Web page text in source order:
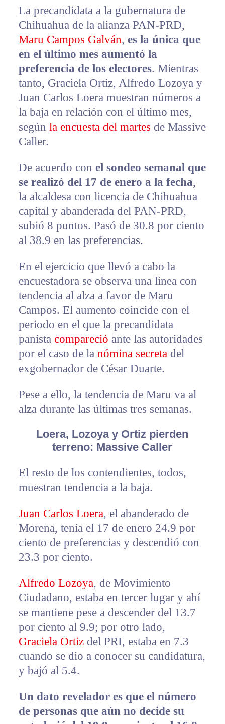
La precandidata a la gubernatura de
Chihuahua de la alianza PAN-PRD,
Maru Campos Galván, es la única que
en el último mes aumentó la
preferencia de los electores. Mientras
tanto, Graciela Ortiz, Alfredo Lozoya y
Juan Carlos Loera muestran números a
la baja en relación con el último mes,
según la encuesta del martes de Massive
Caller.
De acuerdo con el sondeo semanal que
se realizó del 17 de enero a la fecha,
la alcaldesa con licencia de Chihuahua
capital y abanderada del PAN-PRD,
subió 8 puntos. Pasó de 30.8 por ciento
al 38.9 en las preferencias.
En el ejercicio que llevó a cabo la
encuestadora se observa una línea con
tendencia al alza a favor de Maru
Campos. El aumento coincide con el
periodo en el que la precandidata
panista compareció ante las autoridades
por el caso de la nómina secretadel
exgobernador de César Duarte.
Pese a ello, la tendencia de Maru va al
alza durante las últimas tres semanas.
Loera, Lozoya y Ortiz pierden
terreno: Massive Caller
El resto de los contendientes, todos,
muestran tendencia a la baja.
Juan Carlos Loera, el abanderado de
Morena, tenía el 17 de enero 24.9 por
ciento de preferencias y descendió con
23.3 por ciento.
Alfredo Lozoya, de Movimiento
Ciudadano, estaba en tercer lugar y ahí
se mantiene pese a descender del 13.7
por ciento al 9.9; por otro lado,
Graciela Ortizdel PRI, estaba en 7.3
cuando se dio a conocer su candidatura,
y bajó al 5.4.
Un dato revelador es que el número
de personas que aún no decide su